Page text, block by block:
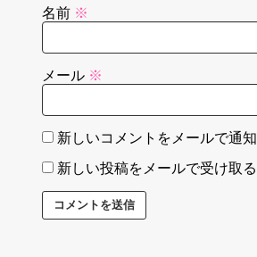
名前 ※
メール ※
新しいコメントをメールで通知
新しい投稿をメールで受け取る